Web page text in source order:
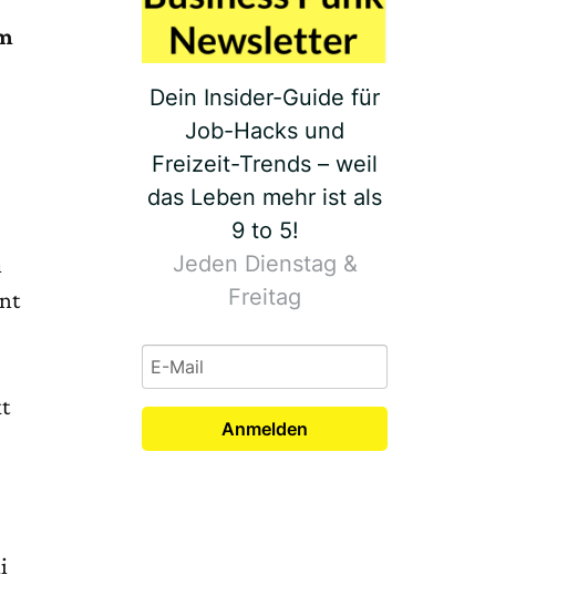
Dein Insider-Guide für
Job-Hacks und
Freizeit-Trends – weil
das Leben mehr ist als
9 to 5!
Jeden Dienstag &
Freitag
Anmelden